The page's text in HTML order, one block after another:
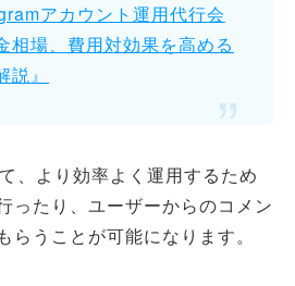
アカウント運用代行会
相場、費用対効果を高める
』
、より効率よく運用するため
ったり、ユーザーからのコメン
らうことが可能になります。